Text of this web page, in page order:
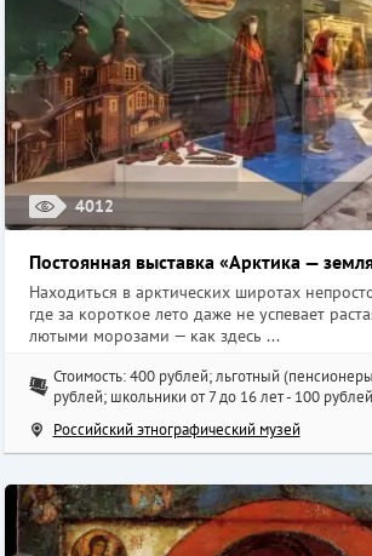
4012
Постоянная выставка «Арктика —
Находиться в арктических широтах
где за короткое лето даже не успевает
лютыми морозами — как здесь ...
Стоимость: 400 рублей; льготный
рублей; школьники от 7 до 16 лет - 100 рублей
Российский этнографический музей